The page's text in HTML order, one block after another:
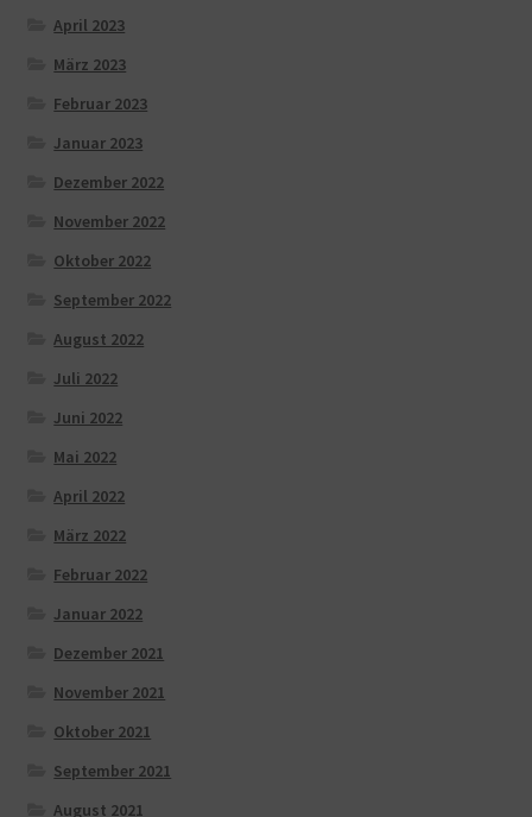
April 2023
März 2023
Februar 2023
Januar 2023
Dezember 2022
November 2022
Oktober 2022
September 2022
August 2022
Juli 2022
Juni 2022
Mai 2022
April 2022
März 2022
Februar 2022
Januar 2022
Dezember 2021
November 2021
Oktober 2021
September 2021
August 2021